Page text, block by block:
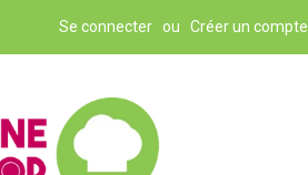
Se connecter ou Créer un compte